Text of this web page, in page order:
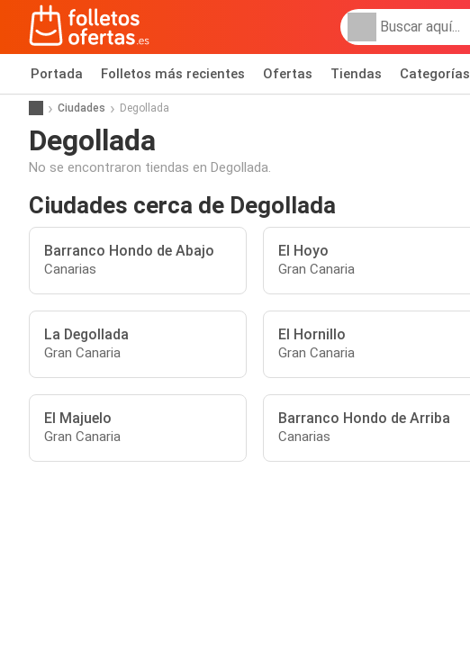
Portada Folletos más recientes Ofertas Tiendas Categorías
Ciudades Degollada
Degollada
No se encontraron tiendas en Degollada.
Ciudades cerca de Degollada
Barranco Hondo de Abajo
Canarias
El Hoyo
Gran Canaria
La Degollada
Gran Canaria
El Hornillo
Gran Canaria
El Majuelo
Gran Canaria
Barranco Hondo de Arriba
Canarias